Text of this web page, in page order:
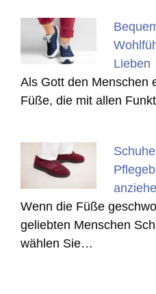
Lieben
Als Gott den Menschen
Füße, die mit allen
Wenn die Füße
geliebten Menschen
wählen Sie…